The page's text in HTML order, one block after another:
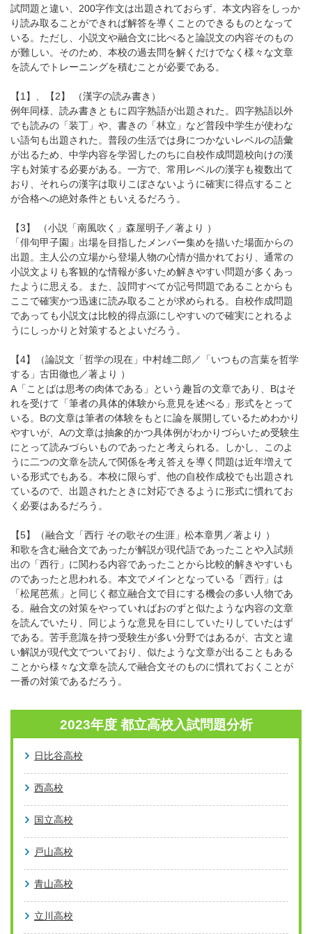
試問題と違い、200字作文は出題されておらず、本文内容をしっか
り読み取ることができれば解答を導くことのできるものとなって
いる。ただし、小説文や融合文に比べると論説文の内容そのもの
が難しい。そのため、本校の過去問を解くだけでなく様々な文章
を読んでトレーニングを積むことが必要である。
【1】、【2】 （漢字の読み書き）
例年同様、読み書きともに四字熟語が出題された。四字熟語以外
でも読みの「装丁」や、書きの「林立」など普段中学生が使わな
い語句も出題された。普段の生活では身につかないレベルの語彙
が出るため、中学内容を学習したのちに自校作成問題校向けの漢
字も対策する必要がある。一方で、常用レベルの漢字も複数出て
おり、それらの漢字は取りこぼさないように確実に得点すること
が合格への絶対条件ともいえるだろう。
【3】 （小説「南風吹く」森屋明子／著より ）
「俳句甲子園」出場を目指したメンバー集めを描いた場面からの
出題。主人公の立場から登場人物の心情が描かれており、通常の
小説文よりも客観的な情報が多いため解きやすい問題が多くあっ
たように思える。また、設問すべてが記号問題であることからも
ここで確実かつ迅速に読み取ることが求められる。自校作成問題
であっても小説文は比較的得点源にしやすいので確実にとれるよ
うにしっかりと対策するとよいだろう。
【4】（論説文「哲学の現在」中村雄二郎／「いつもの言葉を哲学
する」古田徹也／著より ）
A「ことばは思考の肉体である」という趣旨の文章であり、Bはそ
れを受けて「筆者の具体的体験から意見を述べる」形式をとって
いる。Bの文章は筆者の体験をもとに論を展開しているためわかり
やすいが、Aの文章は抽象的かつ具体例がわかりづらいため受験生
にとって読みづらいものであったと考えられる。しかし、このよ
うに二つの文章を読んで関係を考え答えを導く問題は近年増えて
いる形式でもある。本校に限らず、他の自校作成校でも出題され
ているので、出題されたときに対応できるように形式に慣れてお
く必要はあるだろう。
【5】（融合文「西行 その歌その生涯」松本章男／著より ）
和歌を含む融合文であったが解説が現代語であったことや入試頻
出の「西行」に関わる内容であったことから比較的解きやすいも
のであったと思われる。本文でメインとなっている「西行」は
「松尾芭蕉」と同じく都立融合文で目にする機会の多い人物であ
る。融合文の対策をやっていればおのずと似たような内容の文章
を読んでいたり、同じような意見を目にしていたりしていたはず
である。苦手意識を持つ受験生が多い分野ではあるが、古文と違
い解説が現代文でついており、似たような文章が出ることもある
ことから様々な文章を読んで融合文そのものに慣れておくことが
一番の対策であるだろう。
2023年度 都立高校入試問題分析
日比谷高校
西高校
国立高校
戸山高校
青山高校
立川高校